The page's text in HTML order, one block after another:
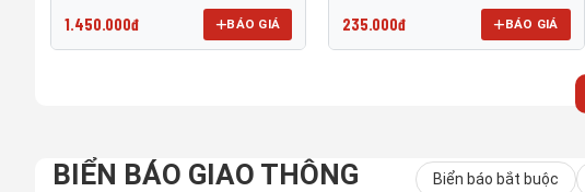
1.450.000đ BÁO GIÁ 235.000đ BÁO GIÁ
BIỂN BÁO GIAO THÔNG Biển báo bắt buộc